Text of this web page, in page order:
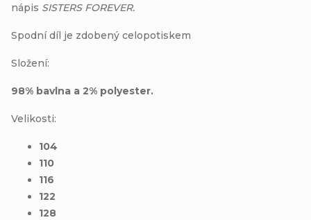
nápis SISTERS FOREVER.
Spodní díl je zdobený celopotiskem
Složení:
98% bavlna a 2% polyester.
Velikosti:
104
110
116
122
128